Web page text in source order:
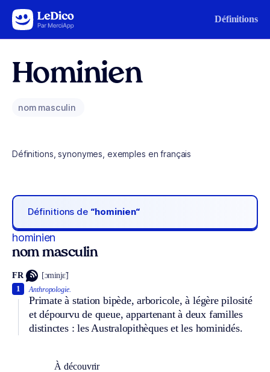
Aller au contenu Définitions
Hominien
nom masculin
Définitions, synonymes, exemples en français
Définitions de “hominien“
hominien
nom masculin
FR [ɔminjɛ̃]
Anthropologie.
Primate à station bipède, arboricole, à légère pilosité
et dépourvu de queue, appartenant à deux familles
distinctes : les Australopithèques et les hominidés.
1
À découvrir